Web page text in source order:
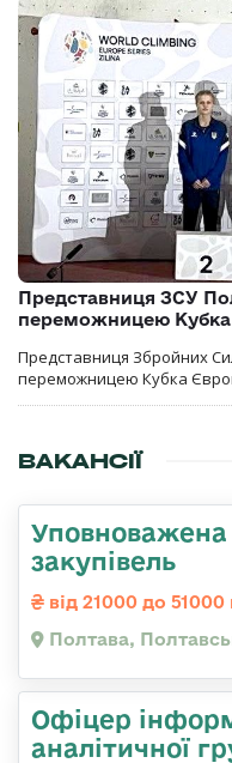
Представниця ЗСУ
переможницею Кубка
Представниця Збройних
переможницею Кубка
ВАКАНСІЇ
Уповноважена
закупівель
від 21000 до 51000
Полтава,
Офіцер
аналітичної